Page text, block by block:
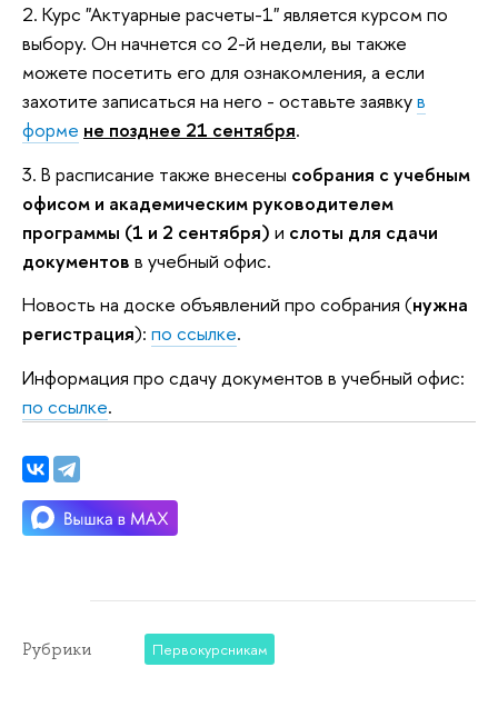
2. Курс "Актуарные расчеты-1" является курсом по
выбору. Он начнется со 2-й недели, вы также
можете посетить его для ознакомления, а если
захотите записаться на него - оставьте заявкув
форме не позднее 21 сентября.
3. В расписание также внесены собрания с учебным
офисом и академическим руководителем
программы (1 и 2 сентября) и слоты для сдачи
документов в учебный офис.
Новость на доске объявлений про собрания (нужна
регистрация): по ссылке.
Информация про сдачу документов в учебный офис:
по ссылке.
Рубрики Первокурсникам